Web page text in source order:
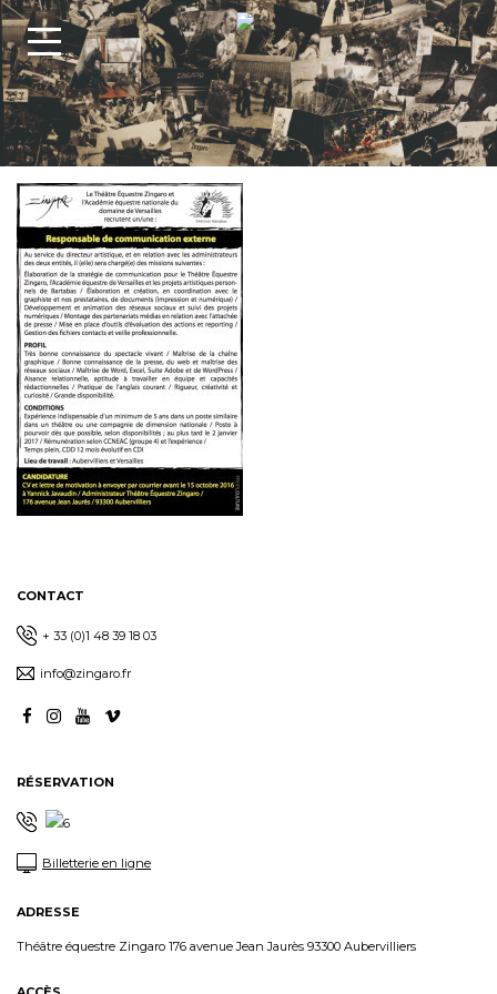
CONTACT
+ 33 (0)1 48 39 18 03
info@zingaro.fr
RÉSERVATION
Billetterie en ligne
ADRESSE
Théâtre équestre Zingaro 176 avenue Jean Jaurès 93300 Aubervilliers